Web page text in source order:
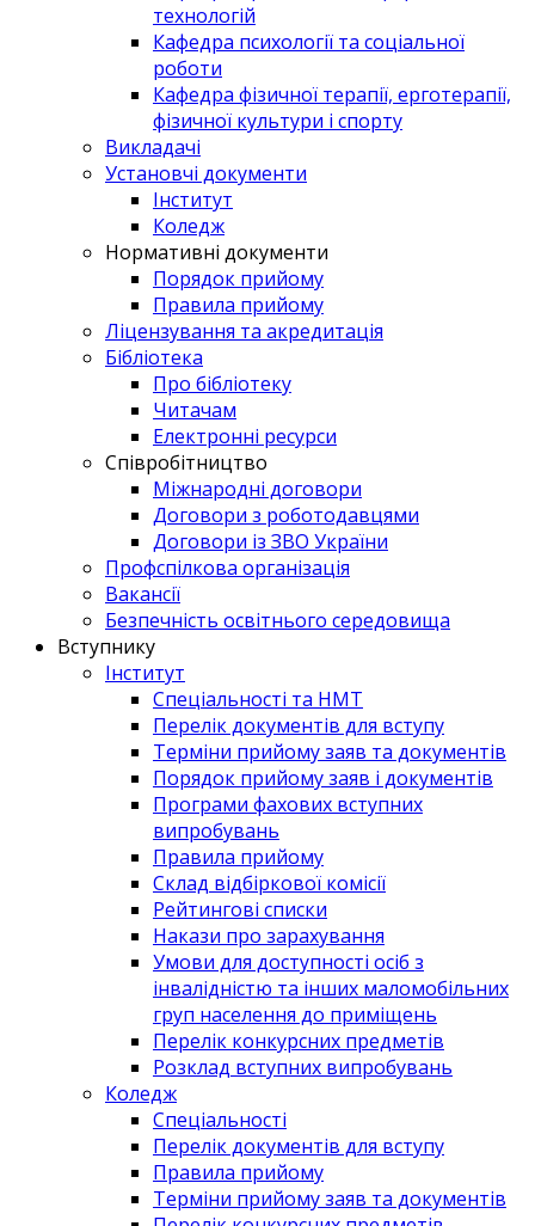
технологій
Кафедра психології та соціальної
роботи
Кафедра фізичної терапії, ерготерапії,
фізичної культури і спорту
Викладачі
Установчі документи
Інститут
Коледж
Нормативні документи
Порядок прийому
Правила прийому
Ліцензування та акредитація
Бібліотека
Про бібліотеку
Читачам
Електронні ресурси
Співробітництво
Міжнародні договори
Договори з роботодавцями
Договори із ЗВО України
Профспілкова організація
Вакансії
Безпечність освітнього середовища
Вступнику
Інститут
Спеціальності та НМТ
Перелік документів для вступу
Терміни прийому заяв та документів
Порядок прийому заяв і документів
Програми фахових вступних
випробувань
Правила прийому
Склад відбіркової комісії
Рейтингові списки
Накази про зарахування
Умови для доступності осіб з
інвалідністю та інших маломобільних
груп населення до приміщень
Перелік конкурсних предметів
Розклад вступних випробувань
Коледж
Спеціальності
Перелік документів для вступу
Правила прийому
Терміни прийому заяв та документів